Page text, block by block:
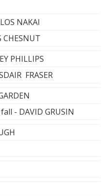
NAKAI
PHILLIPS
FRASER
- DAVID GRUSIN